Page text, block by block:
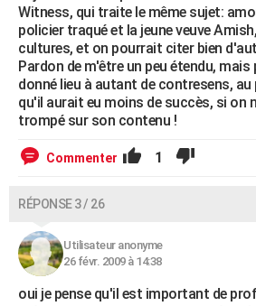
Witness, qui traite le même sujet:
policier traqué et la jeune veuve
cultures, et on pourrait citer bien
Pardon de m'être un peu étendu,
donné lieu à autant de contresens, au
qu'il aurait eu moins de succès, si on
trompé sur son contenu !
Commenter 1
RÉPONSE 3 / 26
Utilisateur anonyme
26 févr. 2009 à 14:38
oui je pense qu'il est important de